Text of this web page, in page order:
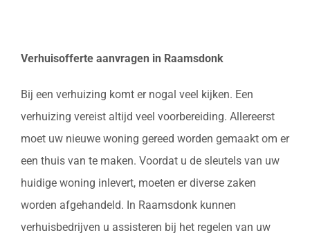
Verhuisofferte aanvragen in Raamsdonk
Bij een verhuizing komt er nogal veel kijken. Een
verhuizing vereist altijd veel voorbereiding. Allereerst
moet uw nieuwe woning gereed worden gemaakt om er
een thuis van te maken. Voordat u de sleutels van uw
huidige woning inlevert, moeten er diverse zaken
worden afgehandeld. In Raamsdonk kunnen
verhuisbedrijven u assisteren bij het regelen van uw